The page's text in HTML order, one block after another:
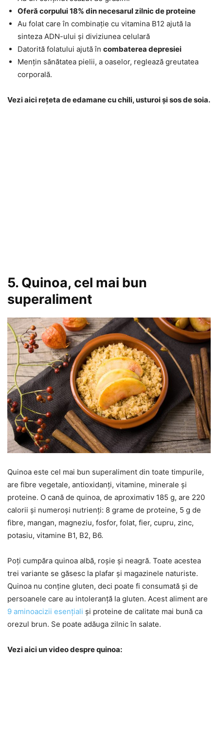
Oferă corpului 18% din necesarul zilnic de proteine
Au folat care în combinație cu vitamina B12 ajută la
sinteza ADN-ului și diviziunea celulară
Datorită folatului ajută în combaterea depresiei
Mențin sănătatea pielii, a oaselor, reglează greutatea
corporală.
Vezi aici rețeta de edamane cu chili, usturoi și sos de soia.
5. Quinoa, cel mai bun
superaliment
Quinoa este cel mai bun superaliment din toate timpurile,
are fibre vegetale, antioxidanți, vitamine, minerale și
proteine. O cană de quinoa, de aproximativ 185 g, are 220
calorii și numeroși nutrienți: 8 grame de proteine, 5 g de
fibre, mangan, magneziu, fosfor, folat, fier, cupru, zinc,
potasiu, vitamine B1, B2, B6.
Poți cumpăra quinoa albă, roșie și neagră. Toate acestea
trei variante se găsesc la plafar și magazinele naturiste.
Quinoa nu conține gluten, deci poate fi consumată și de
persoanele care au intoleranță la gluten. Acest aliment are
9 aminoacizii esențiali și proteine de calitate mai bună ca
orezul brun. Se poate adăuga zilnic în salate.
Vezi aici un video despre quinoa: